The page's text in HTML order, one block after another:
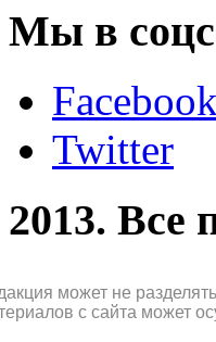
Мы в
Facebook
Twitter
2013. Все
может не
с сайта может